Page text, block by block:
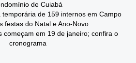
de Cuiabá
de 159 internos em Campo
festas do Natal e Ano-Novo
começam em 19 de janeiro; confira o
cronograma